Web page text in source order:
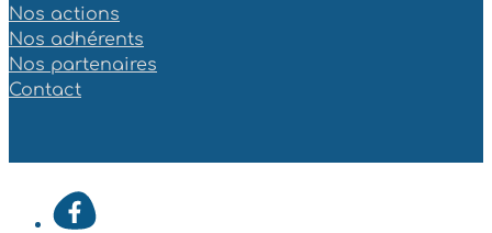
Nos actions
Nos adhérents
Nos partenaires
Contact